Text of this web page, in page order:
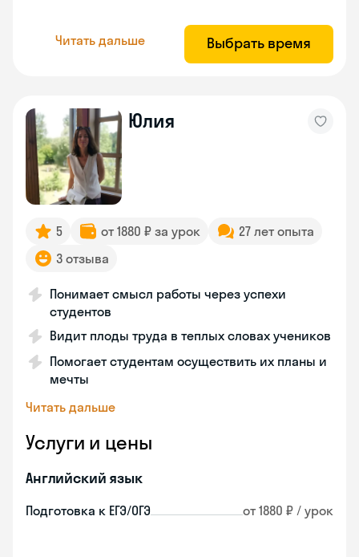
Читать дальше Выбрать время
Юлия
5 от 1880 ₽ за урок
27 лет опыта
3 отзыва
Понимает смысл работы через успехи
студентов
Видит плоды труда в теплых словах учеников
Помогает студентам осуществить их планы и
мечты
Читать дальше
Услуги и цены
Английский язык
Подготовка к ЕГЭ/ОГЭ от 1880 ₽ / урок